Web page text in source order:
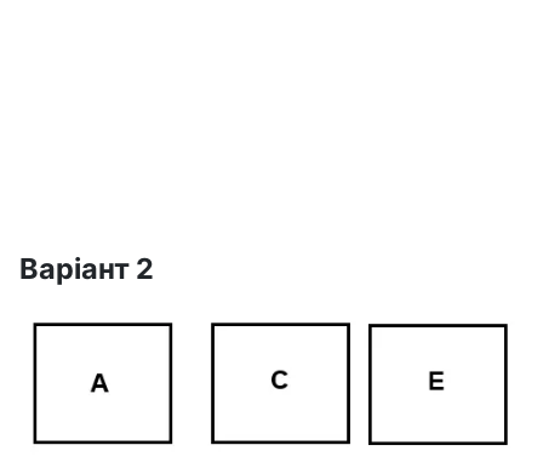
Варіант 2